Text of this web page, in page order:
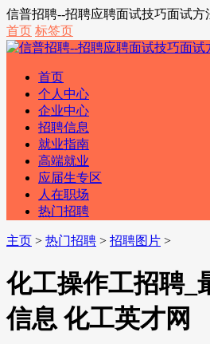
信普招聘--招聘应聘面试技巧面试方
首页 标签页
首页
个人中心
企业中心
招聘信息
就业指南
高端就业
应届生专区
人在职场
热门招聘
主页 > 热门招聘 > 招聘图片 >
化工操作工招聘_
信息 化工英才网